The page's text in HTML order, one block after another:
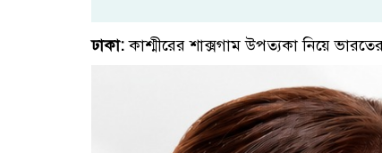
ঢাকা:কাশ্মীরের শাক্সগাম উপত্যকা নিয়ে